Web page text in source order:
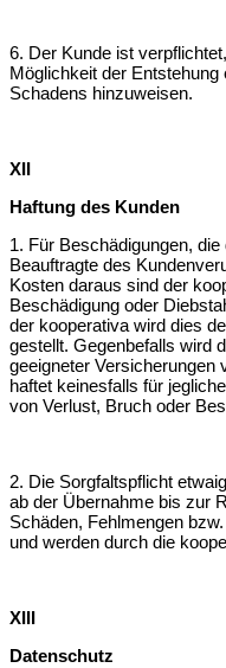
6. Der Kunde ist
Möglichkeit der Entstehung
Schadens hinzuweisen.
XII
Haftung des Kunden
1. Für Beschädigungen,
Beauftragte des Kunden
Kosten daraus sind der
Beschädigung oder
der kooperativa wird dies
gestellt. Gegenbefalls wird
geeigneter Versicherungen
haftet keinesfalls für
von Verlust, Bruch oder
2. Die Sorgfaltspflicht
ab der Übernahme bis zur
Schäden, Fehlmengen
und werden durch die
XIII
Datenschutz